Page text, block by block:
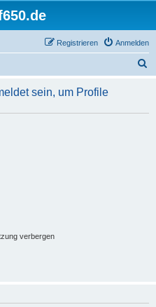
Anmelden
Registrieren
h
sein, um Profile
verbergen